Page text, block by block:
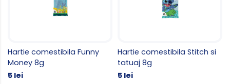
Hartie comestibila Funny
Money 8g
5 lei
Hartie comestibila Stitch si
tatuaj 8g
5 lei